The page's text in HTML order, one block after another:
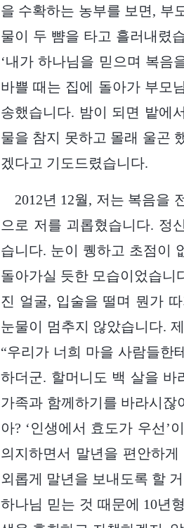
을 수확하는 농부를 보면, 부
물이 두 뺨을 타고 흘러내렸
‘내가 하나님을 믿으며 복음
바쁠 때는 집에 돌아가 부모
송했습니다. 밤이 되면 밭에
물을 참지 못하고 몰래 울곤
겠다고 기도드렸습니다.
2012년 12월, 저는 복음을
으로 저를 괴롭혔습니다. 정
습니다. 눈이 퀭하고 초점이
돌아가실 듯한 모습이었습니
진 얼굴, 입술을 떨며 뭔가
눈물이 멈추지 않았습니다.
“우리가 너희 마을 사람들한
하더군. 할머니도 백 살을 바
가족과 함께하기를 바라시
아? ‘인생에서 효도가 우선’
의지하면서 말년을 편안하
외롭게 말년을 보내도록 할
하나님 믿는 것 때문에 10년